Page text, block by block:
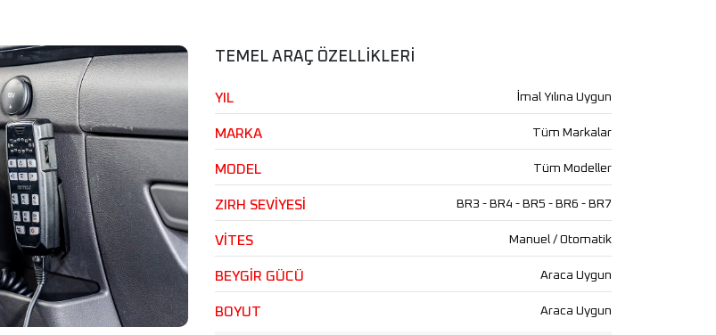
TEMEL ARAÇ ÖZELLİKLERİ
YIL İmal Yılına Uygun
MARKA Tüm Markalar
MODEL Tüm Modeller
ZIRH SEVİYESİ BR3 - BR4 - BR5 - BR6 - BR7
VİTES Manuel / Otomatik
BEYGİR GÜCÜ Araca Uygun
BOYUT Araca Uygun